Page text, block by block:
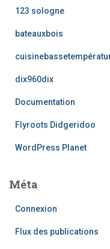
123 sologne
bateauxbois
dix960dix
Documentation
Flyroots Didgeridoo
WordPress Planet
Méta
Connexion
Flux des publications